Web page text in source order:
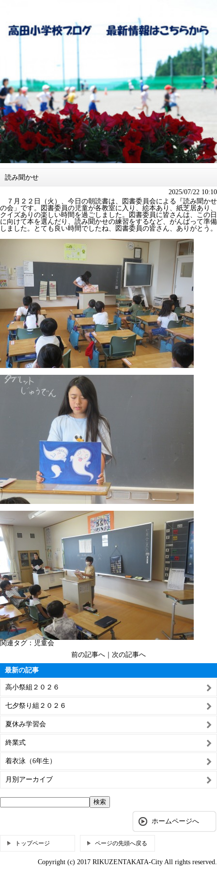
読み聞かせ
2025/07/22 10:10
７月２２日（火）、今日の朝読書は、図書委員会による『読み聞かせ
の会」です。図書委員の児童が各教室に入り、絵本あり、紙芝居あり、
クイズありの楽しい時間を過ごしました。図書委員に皆さんは、この日
に向けて本を選んだり、読み聞かせの練習をするなど、がんばって準備
しました。とても良い時間でしたね、図書委員の皆さん、ありがとう。
関連タグ： 児童会
前の記事へ
次の記事へ
最新の記事
高小祭組２０２６
七夕祭り組２０２６
夏休み学習会
終業式
着衣泳（6年生）
月別アーカイブ
ホームページへ
トップページ ページの先頭へ戻る
Copyright (c) 2017 RIKUZENTAKATA-City All rights reserved.